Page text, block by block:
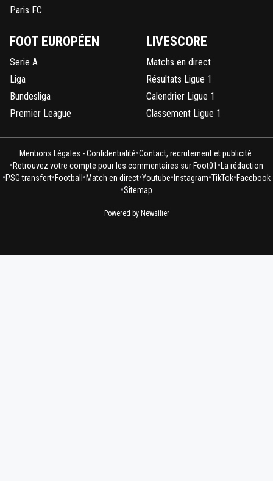
Paris FC
FOOT EUROPÉEN
Serie A
Liga
Bundesliga
Premier League
LIVESCORE
Matchs en direct
Résultats Ligue 1
Calendrier Ligue 1
Classement Ligue 1
Mentions Légales - Confidentialité•Contact, recrutement et publicité
•Retrouvez votre compte pour les commentaires sur Foot01 • La rédaction
•PSG transfert•Football •Match en direct•Youtube• Instagram•TikTok•Facebook
•Sitemap
Powered by Newsifier